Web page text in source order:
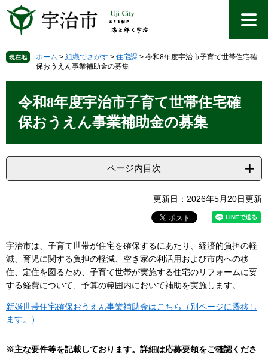
先
で
を
ば
へ
現在地 ホーム > 組織でさがす > 住宅課 > 令和8年度宇治市子育て世帯住宅確
保おうえん事業補助金の募集
令和8年度宇治市子育て世帯住宅確
保おうえん事業補助金の募集
ページ内目次
更新日：2026年5月20日更新
宇治市は、子育て世帯が住宅を確保するにあたり、経済的負担の軽
減、育児に関する負担の軽減、空き家の利活用および市内への移
住、定住を図るため、子育て世帯が実施する住宅のリフォームに要
する経費について、予算の範囲内において補助を実施します。
新婚世帯住宅確保おうえん事業補助金はこちら（別ページに遷移し
ます。）
※主な要件等を記載しております。詳細は応募要領をご確認くださ